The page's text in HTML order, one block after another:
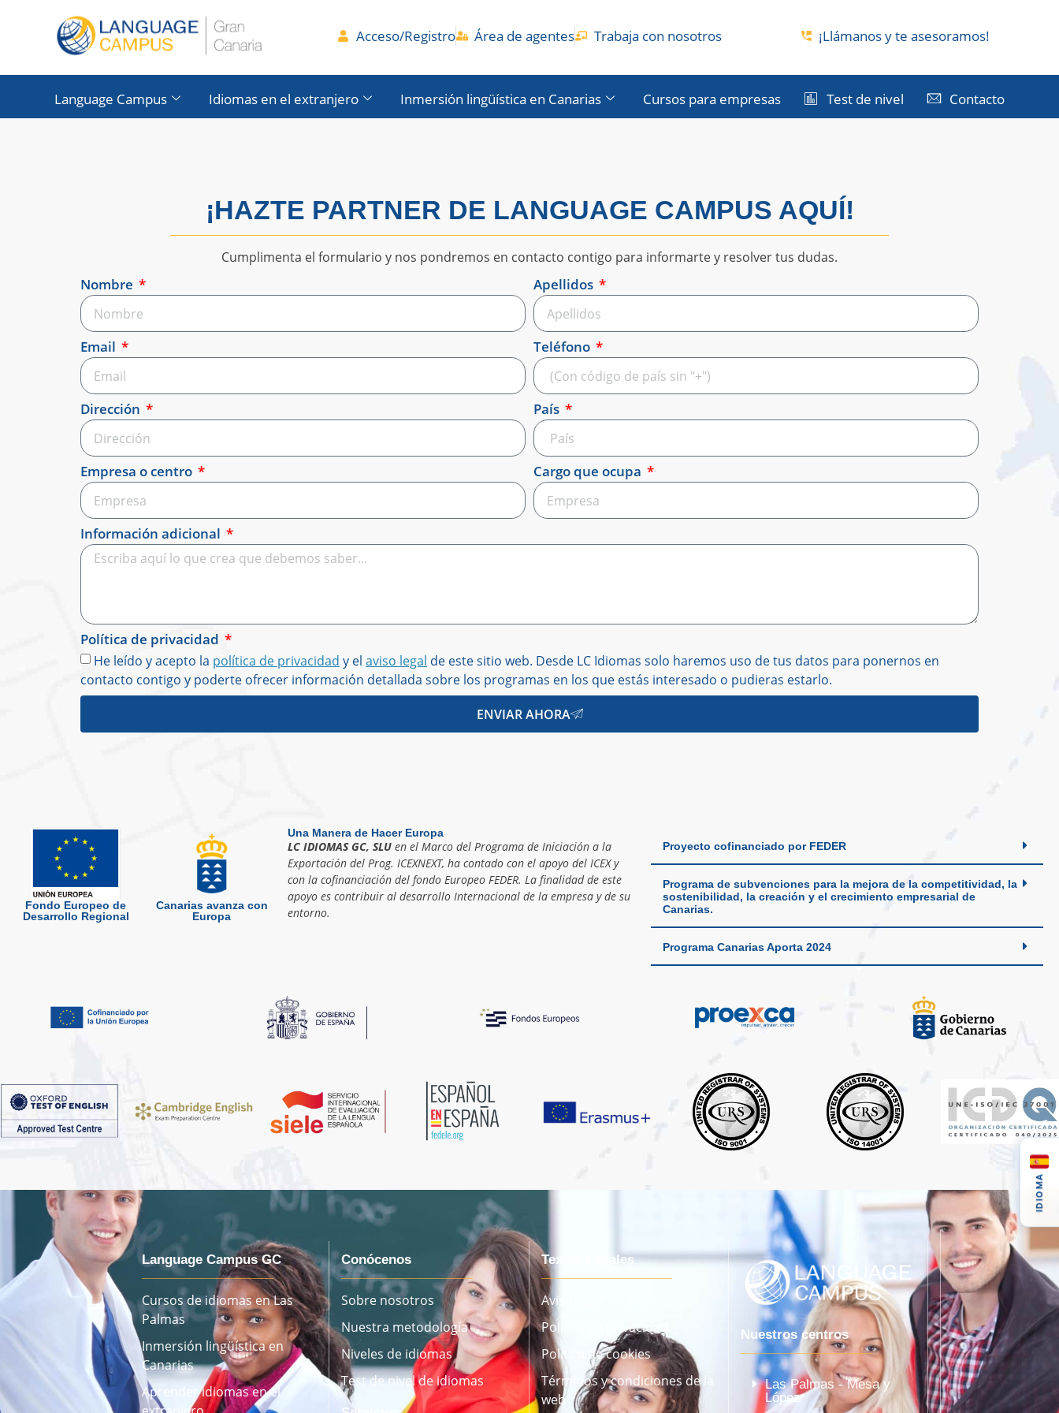
Acceso/Registro Área de agentes Trabaja con nosotros ¡Llámanos y te asesoramos!
Language Campus Idiomas en el extranjero Inmersión lingüística en Canarias Cursos para empresas Test de nivel Contacto
¡HAZTE PARTNER DE LANGUAGE CAMPUS AQUÍ!
Cumplimenta el formulario y nos pondremos en contacto contigo para informarte y resolver tus dudas.
Nombre Apellidos
Email Teléfono
Dirección País
Empresa o centro Cargo que ocupa
Información adicional
Política de privacidad
He leído y acepto la política de privacidad y el aviso legal de este sitio web. Desde LC Idiomas solo haremos uso de tus datos para ponernos en
contacto contigo y poderte ofrecer información detallada sobre los programas en los que estás interesado o pudieras estarlo.
ENVIAR AHORA
Fondo Europeo de
Desarrollo Regional
Canarias avanza con
Europa
Una Manera de Hacer Europa
LC IDIOMAS GC, SLUen el Marco del Programa de Iniciación a la
Exportación del Prog. ICEXNEXT, ha contado con el apoyo del ICEX y
con la cofinanciación del fondo Europeo FEDER. La finalidad de este
apoyo es contribuir al desarrollo Internacional de la empresa y de su
entorno.
Proyecto cofinanciado por FEDER
Programa de subvenciones para la mejora de la competitividad, la
sostenibilidad, la creación y el crecimiento empresarial de
Canarias.
Programa Canarias Aporta 2024
Language Campus GC
Cursos de idiomas en Las
Palmas
Inmersión lingüística en
Canarias
Aprender idiomas en el
Conócenos
Sobre nosotros
Nuestra metodología
Niveles de idiomas
Test de nivel de idiomas
Textos Legales
Aviso legal
Política de privacidad
Política de cookies
Términos y condiciones de la
web
Nuestros centros
Las Palmas - Mesa y
López
IDIOMA